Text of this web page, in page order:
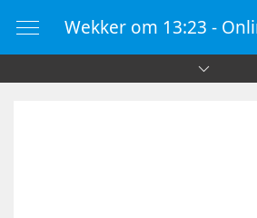
Wekker om 13:23 -